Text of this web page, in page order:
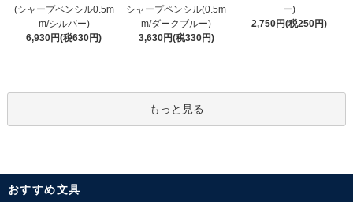
(シャープペンシル0.5m
m/シルバー)
6,930円(税630円)
シャープペンシル(0.5m
m/ダークブルー)
3,630円(税330円)
ー)
2,750円(税250円)
もっと見る
おすすめ文具